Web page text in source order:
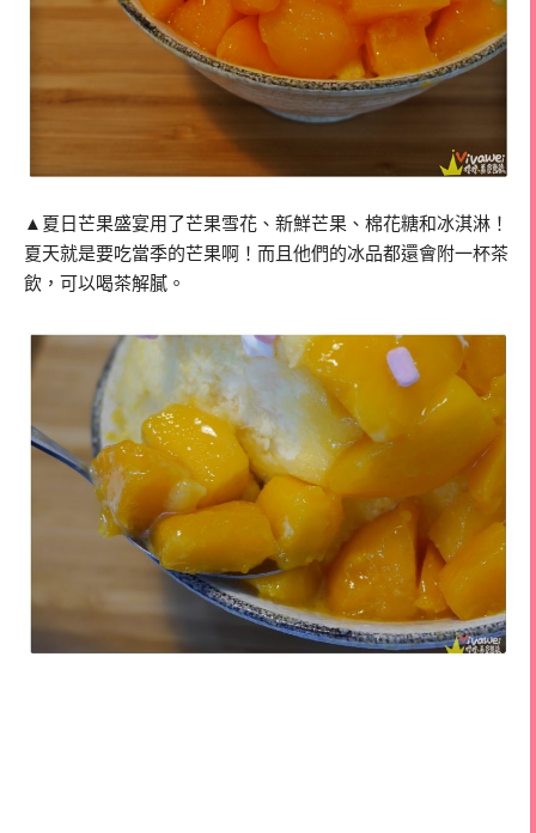
▲夏日芒果盛宴用了芒果雪花、新鮮芒果、棉花糖和冰淇淋！
夏天就是要吃當季的芒果啊！而且他們的冰品都還會附一杯茶
飲，可以喝茶解膩。